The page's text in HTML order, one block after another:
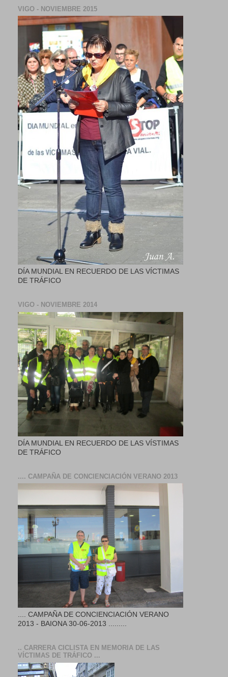
VIGO - NOVIEMBRE 2015
DÍA MUNDIAL EN RECUERDO DE LAS VÍCTIMAS
DE TRÁFICO
VIGO - NOVIEMBRE 2014
DÍA MUNDIAL EN RECUERDO DE LAS VÍSTIMAS
DE TRÁFICO
.... CAMPAÑA DE CONCIENCIACIÓN VERANO 2013
.... CAMPAÑA DE CONCIENCIACIÓN VERANO
2013 - BAIONA 30-06-2013 .........
.. CARRERA CICLISTA EN MEMORIA DE LAS
VÍCTIMAS DE TRÁFICO ...